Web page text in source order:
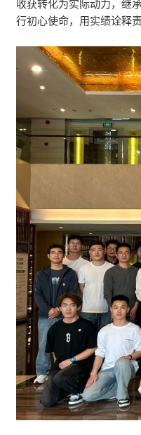
收获转化为实际动力，继
行初心使命，用实绩诠释